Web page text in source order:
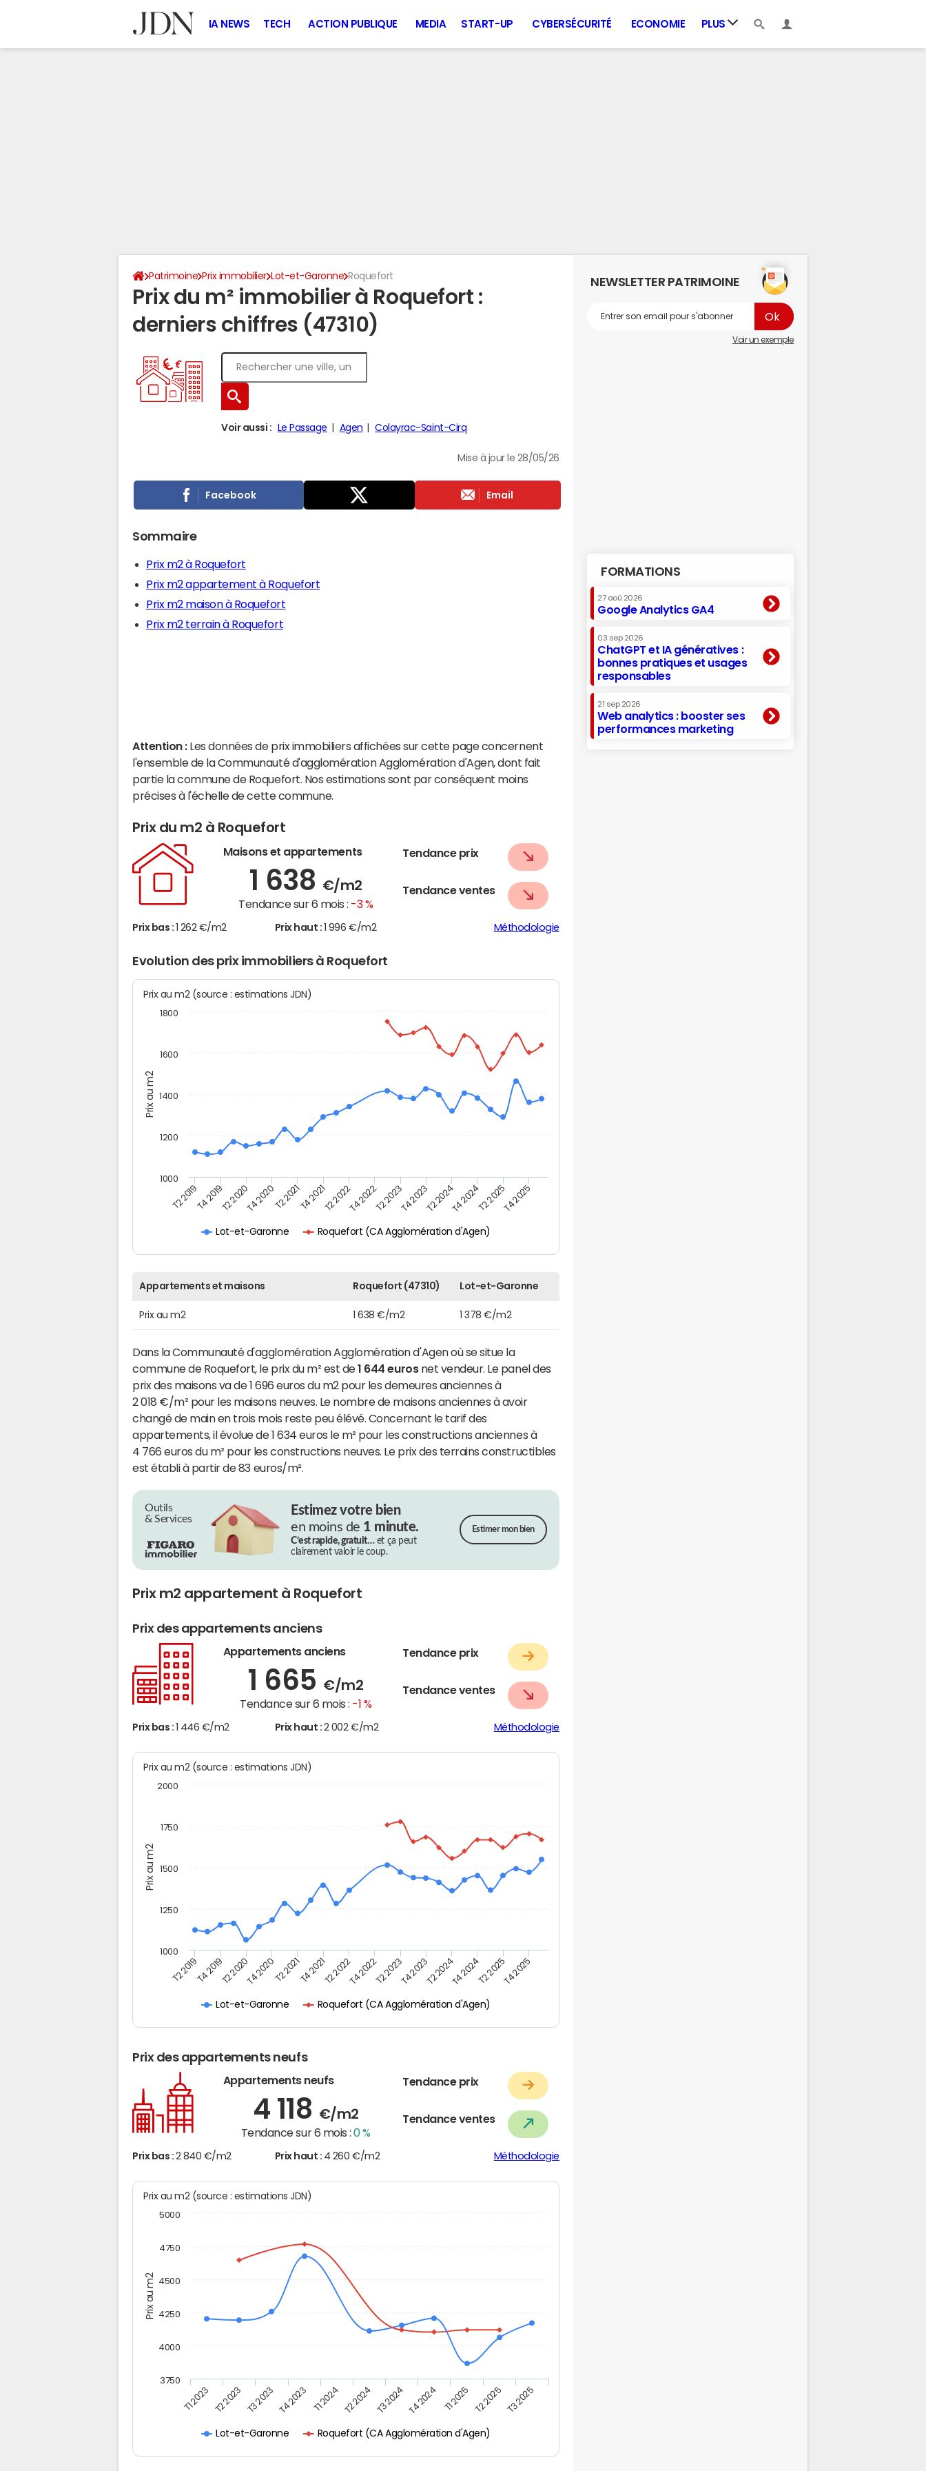
IA NEWS TECH ACTION PUBLIQUE MEDIA START-UP CYBERSÉCURITÉ ECONOMIE PLUS
Patrimoine Prix immobilier Lot-et-Garonne Roquefort
Prix du m² immobilier à Roquefort :
derniers chiffres (47310)
Voir aussi : Le Passage Agen Colayrac-Saint-Cirq
Mise à jour le 28/05/26
Facebook Email
Sommaire
Prix m2 à Roquefort
Prix m2 appartement à Roquefort
Prix m2 maison à Roquefort
Prix m2 terrain à Roquefort
Attention : Les données de prix immobiliers affichées sur cette page concernent
l'ensemble de la Communauté d'agglomération Agglomération d'Agen, dont fait
partie la commune de Roquefort. Nos estimations sont par conséquent moins
précises à l'échelle de cette commune.
Prix du m2 à Roquefort
Maisons et appartements
1 638 €/m2
Tendance sur 6 mois : -3 %
Tendance prix
Tendance ventes
Prix bas : 1 262 €/m2 Prix haut : 1 996 €/m2 Méthodologie
Evolution des prix immobiliers à Roquefort
Prix au m2
Prix au m2 (source : estimations JDN)
Lot-et-Garonne Roquefort (CA Agglomération d'Agen)
T2 2019T4 2019T2 2020T4 2020T2 2021T4 2021T2 2022T4 2022T2 2023T4 2023T2 2024T4 2024T2 2025T4 2025
1000
1200
1400
1600
1800
Appartements et maisons Roquefort (47310) Lot-et-Garonne
Prix au m2 1 638 €/m2 1 378 €/m2
Dans la Communauté d'agglomération Agglomération d'Agen où se situe la
commune de Roquefort, le prix du m² est de1 644 eurosnet vendeur. Le panel des
prix des maisons va de 1 696 euros du m2 pour les demeures anciennes à
2 018 €/m² pour les maisons neuves. Le nombre de maisons anciennes à avoir
changé de main en trois mois reste peu élévé. Concernant le tarif des
appartements, il évolue de 1 634 euros le m² pour les constructions anciennes à
4 766 euros du m² pour les constructions neuves. Le prix des terrains constructibles
est établi à partir de 83 euros/m².
Outils
& Services
Estimez votre bien
en moins de 1 minute.
C’est rapide, gratuit…et ça peut
clairement valoir le coup.
Estimer mon bien
Prix m2 appartement à Roquefort
Prix des appartements anciens
Appartements anciens
1 665 €/m2
Tendance sur 6 mois : -1 %
Tendance prix
Tendance ventes
Prix bas : 1 446 €/m2 Prix haut : 2 002 €/m2 Méthodologie
Prix au m2
Prix au m2 (source : estimations JDN)
Lot-et-Garonne Roquefort (CA Agglomération d'Agen)
T2 2019T4 2019T2 2020T4 2020T2 2021T4 2021T2 2022T4 2022T2 2023T4 2023T2 2024T4 2024T2 2025T4 2025
1000
2000
1250
1500
1750
Prix des appartements neufs
Appartements neufs
4 118 €/m2
Tendance sur 6 mois :0 %
Tendance prix
Tendance ventes
Prix bas : 2 840 €/m2 Prix haut : 4 260 €/m2 Méthodologie
Prix au m2
Prix au m2 (source : estimations JDN)
Lot-et-Garonne Roquefort (CA Agglomération d'Agen)
T1 2023 T2 2023 T3 2023 T4 2023 T1 2024 T2 2024 T3 2024 T4 2024 T1 2025 T2 2025 T3 2025
3750
4000
4250
4500
4750
5000
NEWSLETTER PATRIMOINE
Voir un exemple
FORMATIONS
27 aoû 2026
Google Analytics GA4
03 sep 2026
ChatGPT et IA génératives :
bonnes pratiques et usages
responsables
21 sep 2026
Web analytics : booster ses
performances marketing